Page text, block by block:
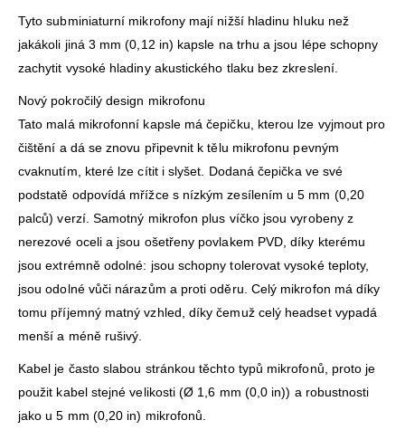
Tyto subminiaturní mikrofony mají nižší hladinu hluku než
jakákoli jiná 3 mm (0,12 in) kapsle na trhu a jsou lépe schopny
zachytit vysoké hladiny akustického tlaku bez zkreslení.
Nový pokročilý design mikrofonu
Tato malá mikrofonní kapsle má čepičku, kterou lze vyjmout pro
čištění a dá se znovu připevnit k tělu mikrofonu pevným
cvaknutím, které lze cítit i slyšet. Dodaná čepička ve své
podstatě odpovídá mřížce s nízkým zesílením u 5 mm (0,20
palců) verzí. Samotný mikrofon plus víčko jsou vyrobeny z
nerezové oceli a jsou ošetřeny povlakem PVD, díky kterému
jsou extrémně odolné: jsou schopny tolerovat vysoké teploty,
jsou odolné vůči nárazům a proti oděru. Celý mikrofon má díky
tomu příjemný matný vzhled, díky čemuž celý headset vypadá
menší a méně rušivý.
Kabel je často slabou stránkou těchto typů mikrofonů, proto je
použit kabel stejné velikosti (Ø 1,6 mm (0,0 in)) a robustnosti
jako u 5 mm (0,20 in) mikrofonů.